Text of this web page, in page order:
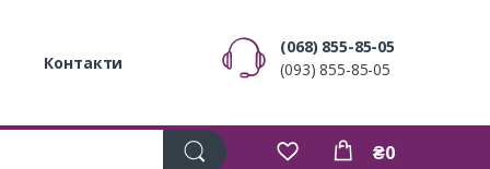
Контакти
(068) 855-85-05
(093) 855-85-05
₴0